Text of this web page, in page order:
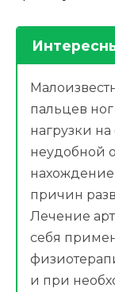
пальцев
нагрузки
неудобной
нахождение
причин
Лечение
себя
и при